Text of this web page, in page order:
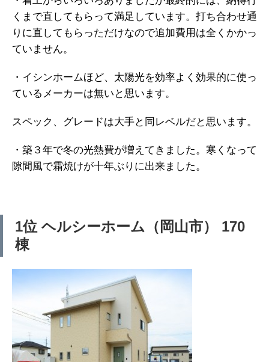
くまで直してもらって満足しています。打ち合わせ通
りに直してもらっただけなので追加費用は全くかかっ
ていません。
・イシンホームほど、太陽光を効率よく効果的に使っ
ているメーカーは無いと思います。
スペック、グレードは大手と同レベルだと思います。
・築３年で冬の光熱費が増えてきました。寒くなって
隙間風で霜焼けが十年ぶりに出来ました。
1位 ヘルシーホーム（岡山市） 170
棟